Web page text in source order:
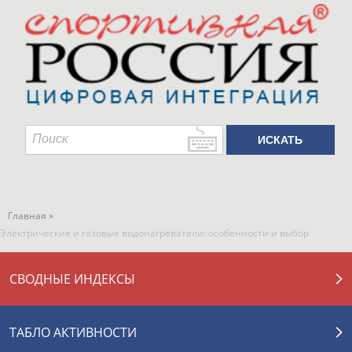
Главная »
Электрические и газовые водонагреватели: особенности и выбор
СВОДНЫЕ ИНДЕКСЫ
ТАБЛО АКТИВНОСТИ